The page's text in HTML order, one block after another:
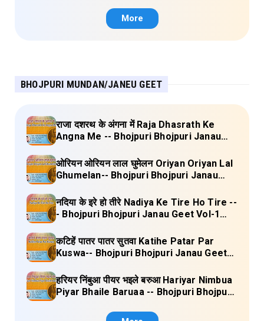
More
BHOJPURI MUNDAN/JANEU GEET
राजा दशरथ के अंगना में Raja Dhasrath Ke
Angna Me -- Bhojpuri Bhojpuri Janau
ओरियन ओरियन लाल घुमेलन Oriyan Oriyan Lal
Ghumelan-- Bhojpuri Bhojpuri Janau
नदिया के इरे हो तीरे Nadiya Ke Tire Ho Tire --
- Bhojpuri Bhojpuri Janau Geet Vol-1
कटिहें पातर पातर सुतवा Katihe Patar Par
Kuswa-- Bhojpuri Bhojpuri Janau Geet
हरियर निंबुआ पीयर भइले बरुआ Hariyar Nimbua
Piyar Bhaile Baruaa -- Bhojpuri Bhojpuri